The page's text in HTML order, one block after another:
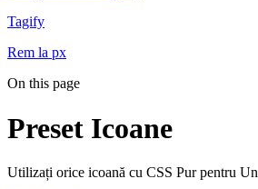
Tagify
Rem la px
On this page
Preset Icoane
Utilizați orice icoană cu CSS Pur pentru